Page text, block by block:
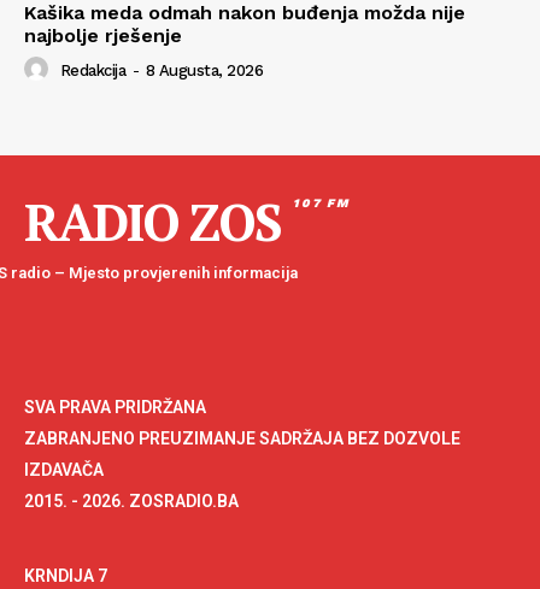
Kašika meda odmah nakon buđenja možda nije
najbolje rješenje
Redakcija - 8 Augusta, 2026
RADIO ZOS 107 FM
radio – Mjesto provjerenih informacija
SVA PRAVA PRIDRŽANA
ZABRANJENO PREUZIMANJE SADRŽAJA BEZ DOZVOLE
IZDAVAČA
2015. - 2026. ZOSRADIO.BA
KRNDIJA 7